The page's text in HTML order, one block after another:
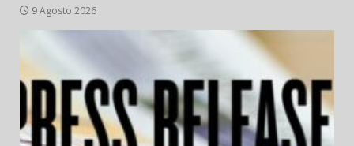
9 Agosto 2026